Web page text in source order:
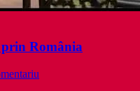
prin România